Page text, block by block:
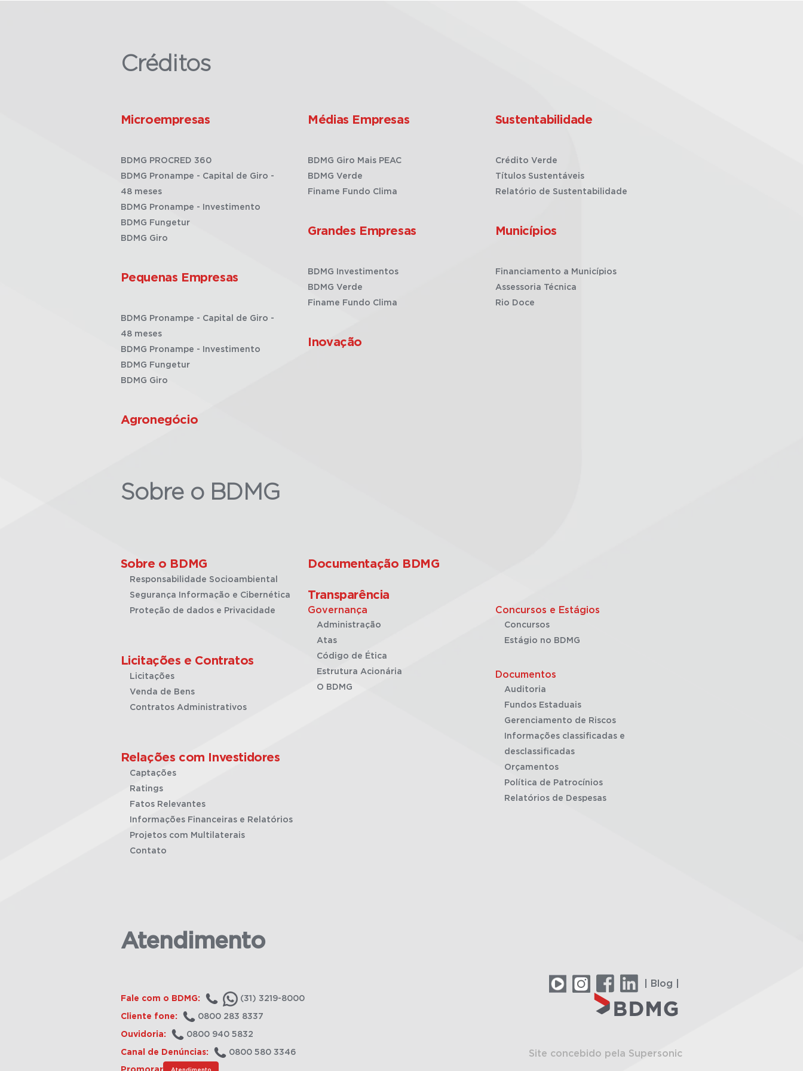
Créditos
Microempresas
BDMG PROCRED 360
BDMG Pronampe - Capital de Giro -
48 meses
BDMG Pronampe - Investimento
BDMG Fungetur
BDMG Giro
Pequenas Empresas
BDMG Pronampe - Capital de Giro -
48 meses
BDMG Pronampe - Investimento
BDMG Fungetur
BDMG Giro
Agronegócio
Médias Empresas
BDMG Giro Mais PEAC
BDMG Verde
Finame Fundo Clima
Grandes Empresas
BDMG Investimentos
BDMG Verde
Finame Fundo Clima
Inovação
Sustentabilidade
Crédito Verde
Títulos Sustentáveis
Relatório de Sustentabilidade
Municípios
Financiamento a Municípios
Assessoria Técnica
Rio Doce
Sobre o BDMG
Sobre o BDMG
Responsabilidade Socioambiental
Segurança Informação e Cibernética
Proteção de dados e Privacidade
Licitações e Contratos
Licitações
Venda de Bens
Contratos Administrativos
Relações com Investidores
Captações
Ratings
Fatos Relevantes
Informações Financeiras e Relatórios
Projetos com Multilaterais
Contato
Documentação BDMG
Transparência
Governança
Administração
Atas
Código de Ética
Estrutura Acionária
O BDMG
Concursos e Estágios
Concursos
Estágio no BDMG
Documentos
Auditoria
Fundos Estaduais
Gerenciamento de Riscos
Informações classificadas e
desclassificadas
Orçamentos
Política de Patrocínios
Relatórios de Despesas
Atendimento
Fale com o BDMG: (31) 3219-8000
Cliente fone: 0800 283 8337
Ouvidoria: 0800 940 5832
Canal de Denúncias: 0800 580 3346
Atendimento
| Blog |
Site concebido pela Supersonic